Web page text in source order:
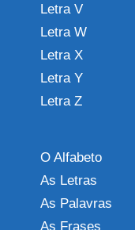
Letra V
Letra W
Letra X
Letra Y
Letra Z
O Alfabeto
As Letras
As Palavras
As Frases